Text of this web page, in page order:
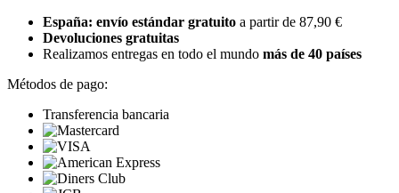
España: envío estándar gratuito a partir de 87,90 €
Devoluciones gratuitas
Realizamos entregas en todo el mundo más de 40 países
Métodos de pago:
Transferencia bancaria